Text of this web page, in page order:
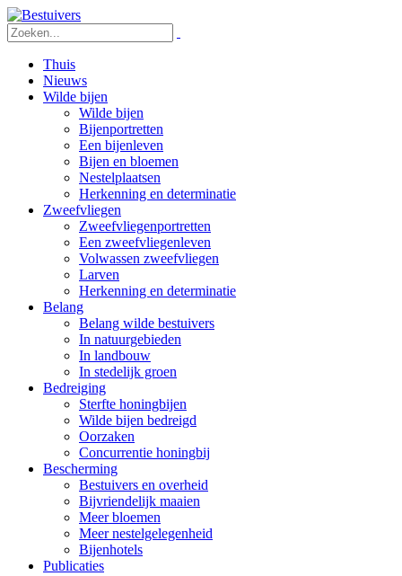
Thuis
Nieuws
Wilde bijen
Wilde bijen
Bijenportretten
Een bijenleven
Bijen en bloemen
Nestelplaatsen
Herkenning en determinatie
Zweefvliegen
Zweefvliegenportretten
Een zweefvliegenleven
Volwassen zweefvliegen
Larven
Herkenning en determinatie
Belang
Belang wilde bestuivers
In natuurgebieden
In landbouw
In stedelijk groen
Bedreiging
Sterfte honingbijen
Wilde bijen bedreigd
Oorzaken
Concurrentie honingbij
Bescherming
Bestuivers en overheid
Bijvriendelijk maaien
Meer bloemen
Meer nestelgelegenheid
Bijenhotels
Publicaties